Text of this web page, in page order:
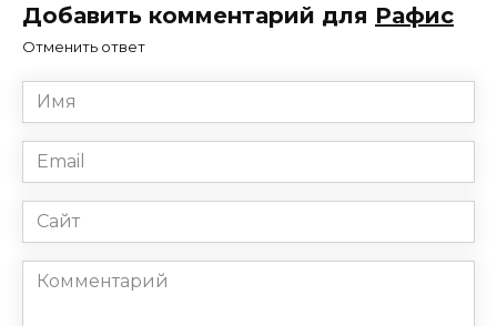
Добавить комментарий для Рафис
Отменить ответ
Имя
*
Email
*
Сайт
Комментарий